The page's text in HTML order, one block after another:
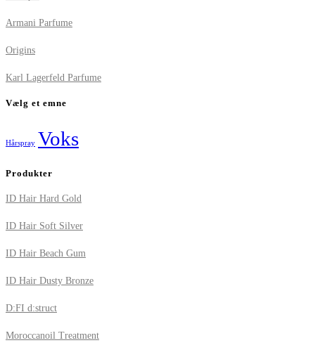
Armani Parfume
Origins
Karl Lagerfeld Parfume
Vælg et emne
Hårspray Voks
Produkter
ID Hair Hard Gold
ID Hair Soft Silver
ID Hair Beach Gum
ID Hair Dusty Bronze
D:FI d:struct
Moroccanoil Treatment